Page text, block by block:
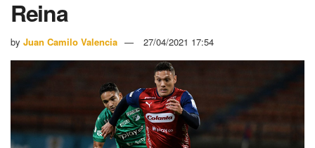
Reina
by Juan Camilo Valencia 27/04/2021 17:54